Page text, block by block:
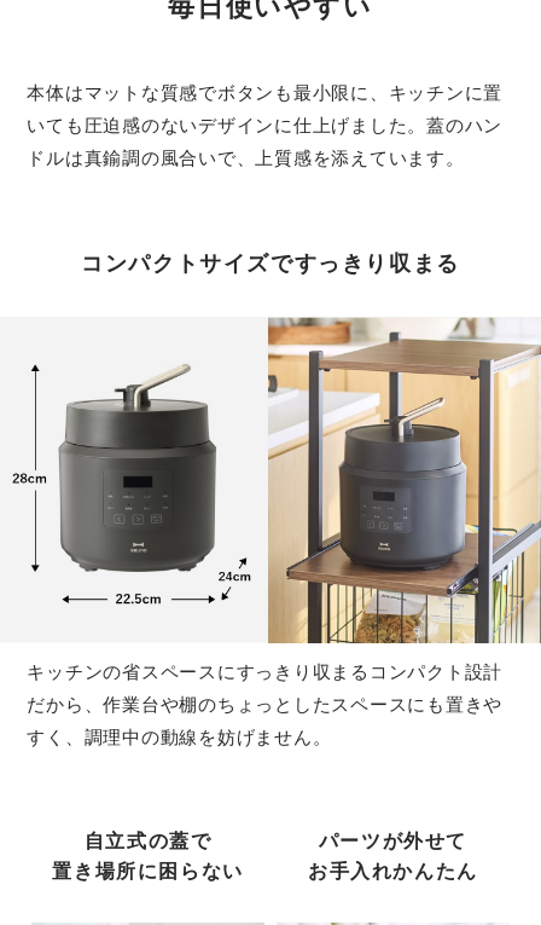
毎日使いやすい
本体はマットな質感でボタンも最小限に、キッチンに置
いても圧迫感のないデザインに仕上げました。蓋のハン
ドルは真鍮調の風合いで、上質感を添えています。
コンパクトサイズですっきり収まる
キッチンの省スペースにすっきり収まるコンパクト設計
だから、作業台や棚のちょっとしたスペースにも置きや
すく、調理中の動線を妨げません。
自立式の蓋で
置き場所に困らない
パーツが外せて
お手入れかんたん